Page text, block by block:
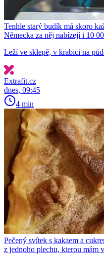
Tenhle starý budík má skoro
Německa za něj nabízejí i 10
Leží ve sklepě, v krabici na
Extrafit.cz
dnes, 09:45
4 min
Pečený svítek s kakaem a
z jednoho plechu, kterou mám